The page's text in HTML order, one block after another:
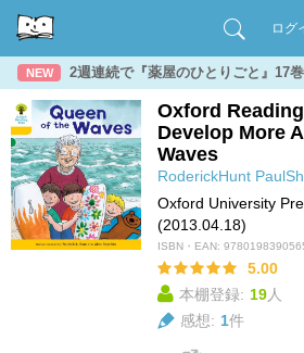
ログ
NEW 2週連続で『薬屋のひとりごと』17
Oxford
Develop More
Waves
RoderickHunt
Oxford University
(2013.04.18)
ISBN・EAN:
5.00
本棚登録: 19人
感想: 1件